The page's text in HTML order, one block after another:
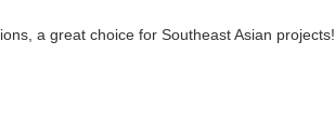
a great choice for Southeast Asian projects!